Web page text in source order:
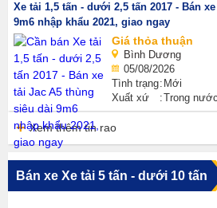
Xe tải 1,5 tấn - dưới 2,5 tấn 2017 - Bán
9m6 nhập khẩu 2021, giao ngay
Giá thỏa thuận
Bình Dương
05/08/2026
Tình trạng Mới
Xuất xứ
Trong nước
Xem thêm tin rao
Bán xe Xe tải 5 tấn - dưới 10 tấn